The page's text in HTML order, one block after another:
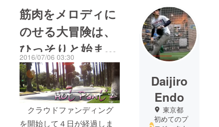
筋肉をメロディに
のせる大冒険は、
ひっそりと始まろ
うとしています。
2016/07/06 03:30
クラウドファンディング
を開始して４日が経過しま
Daijiro
Endo
東京都
初めてのプ